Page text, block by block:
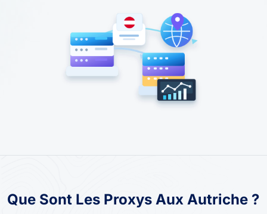
Que Sont Les Proxys Aux Autriche ?